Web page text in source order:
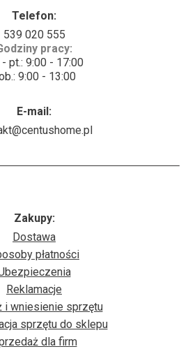
Telefon:
539 020 555
pracy:
- pt.: 9:00 - 17:00
9:00 - 13:00
E-mail:
Zakupy:
Dostawa
płatności
Reklamacje
i wniesienie sprzętu
sprzętu do sklepu
dla firm